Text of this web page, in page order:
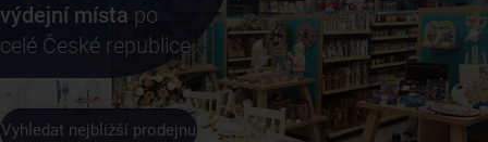
výdejní místa po
celé České republice
Vyhledat nejbližší prodejnu